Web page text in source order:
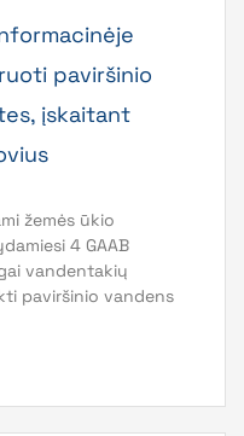
paviršinio
įskaitant
žemės ūkio
4 GAAB
vandentakių
paviršinio vandens